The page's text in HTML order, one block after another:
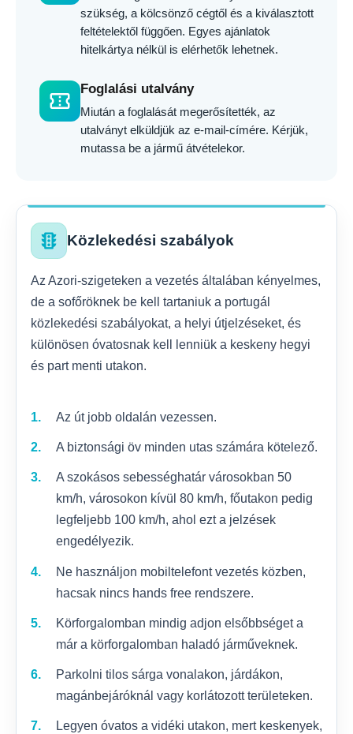
szükség, a kölcsönző cégtől és a kiválasztott
feltételektől függően. Egyes ajánlatok
hitelkártya nélkül is elérhetők lehetnek.
confirmation_number
Foglalási utalvány
Miután a foglalását megerősítették, az
utalványt elküldjük az e-mail-címére. Kérjük,
mutassa be a jármű átvételekor.
traffic Közlekedési szabályok
Az Azori-szigeteken a vezetés általában kényelmes,
de a sofőröknek be kell tartaniuk a portugál
közlekedési szabályokat, a helyi útjelzéseket, és
különösen óvatosnak kell lenniük a keskeny hegyi
és part menti utakon.
Az út jobb oldalán vezessen.
A biztonsági öv minden utas számára kötelező.
A szokásos sebességhatár városokban 50
km/h, városokon kívül 80 km/h, főutakon pedig
legfeljebb 100 km/h, ahol ezt a jelzések
engedélyezik.
Ne használjon mobiltelefont vezetés közben,
hacsak nincs hands free rendszere.
Körforgalomban mindig adjon elsőbbséget a
már a körforgalomban haladó járműveknek.
Parkolni tilos sárga vonalakon, járdákon,
magánbejáróknál vagy korlátozott területeken.
Legyen óvatos a vidéki utakon, mert keskenyek,